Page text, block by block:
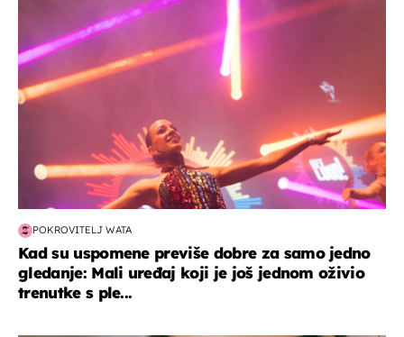
POKROVITELJ WATA
Kad su uspomene previše dobre za samo jedno
gledanje: Mali uređaj koji je još jednom oživio
trenutke s ple...